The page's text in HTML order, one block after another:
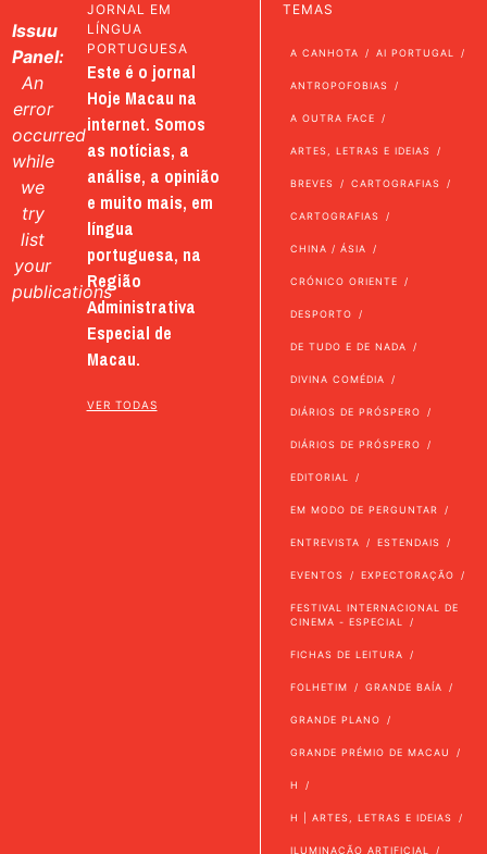
Issuu
Panel:
An
error
occurred
while
we
try
list
your
publications
JORNAL EM
LÍNGUA
PORTUGUESA
Este é o jornal
Hoje Macau na
internet. Somos
as notícias, a
análise, a opinião
e muito mais, em
língua
portuguesa, na
Região
Administrativa
Especial de
Macau.
VER TODAS
TEMAS
A CANHOTA AI PORTUGAL
ANTROPOFOBIAS
A OUTRA FACE
ARTES, LETRAS E IDEIAS
BREVES CARTOGRAFIAS
CARTOGRAFIAS
CHINA / ÁSIA
CRÓNICO ORIENTE
DESPORTO
DE TUDO E DE NADA
DIVINA COMÉDIA
DIÁRIOS DE PRÓSPERO
DIÁRIOS DE PRÓSPERO
EDITORIAL
EM MODO DE PERGUNTAR
ENTREVISTA ESTENDAIS
EVENTOS EXPECTORAÇÃO
FESTIVAL INTERNACIONAL DE
CINEMA - ESPECIAL
FICHAS DE LEITURA
FOLHETIM GRANDE BAÍA
GRANDE PLANO
GRANDE PRÉMIO DE MACAU
H
H | ARTES, LETRAS E IDEIAS
ILUMINAÇÃO ARTIFICIAL